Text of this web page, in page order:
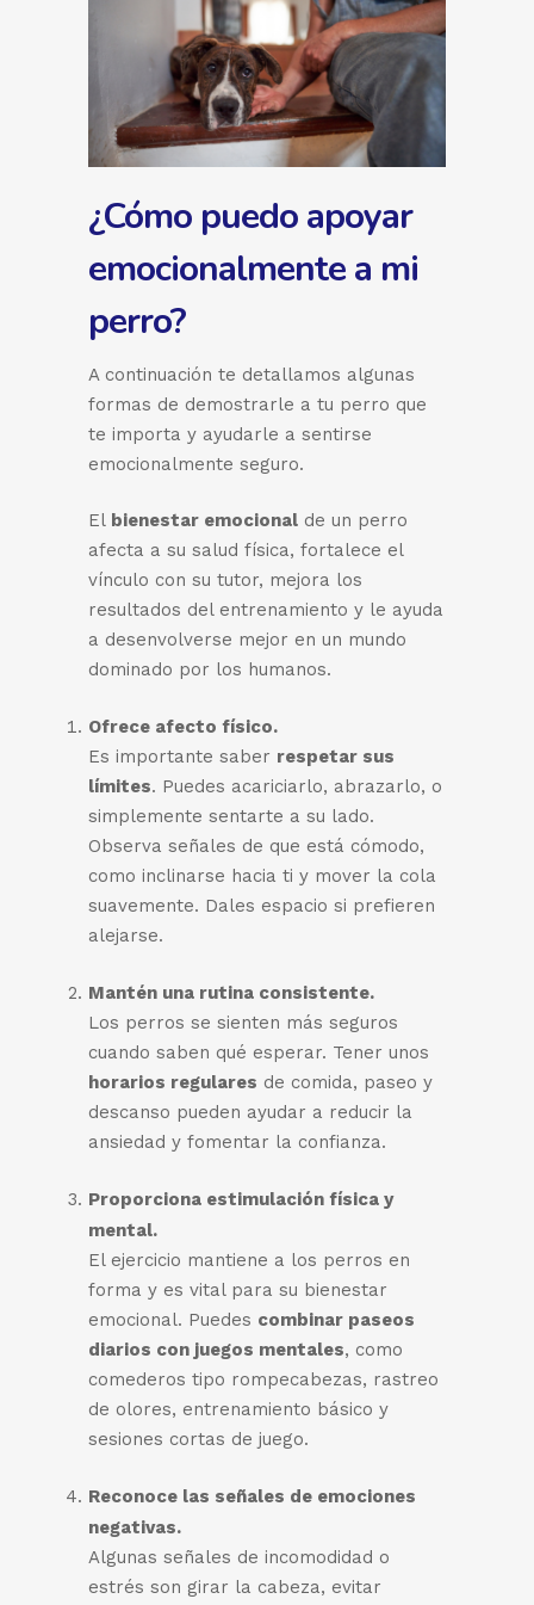
¿Cómo puedo apoyar
emocionalmente a mi
perro?
A continuación te detallamos algunas
formas de demostrarle a tu perro que
te importa y ayudarle a sentirse
emocionalmente seguro.
El bienestar emocional de un perro
afecta a su salud física, fortalece el
vínculo con su tutor, mejora los
resultados del entrenamiento y le ayuda
a desenvolverse mejor en un mundo
dominado por los humanos.
Ofrece afecto físico.
Es importante saber respetar sus
límites. Puedes acariciarlo, abrazarlo, o
simplemente sentarte a su lado.
Observa señales de que está cómodo,
como inclinarse hacia ti y mover la cola
suavemente. Dales espacio si prefieren
alejarse.
Mantén una rutina consistente.
Los perros se sienten más seguros
cuando saben qué esperar. Tener unos
horarios regulares de comida, paseo y
descanso pueden ayudar a reducir la
ansiedad y fomentar la confianza.
Proporciona estimulación física y
mental.
El ejercicio mantiene a los perros en
forma y es vital para su bienestar
emocional. Puedes combinar paseos
diarios con juegos mentales, como
comederos tipo rompecabezas, rastreo
de olores, entrenamiento básico y
sesiones cortas de juego.
Reconoce las señales de emociones
negativas.
Algunas señales de incomodidad o
estrés son girar la cabeza, evitar